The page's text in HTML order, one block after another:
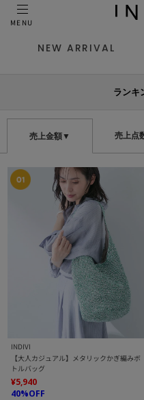
MENU
NEW ARRIVAL
ランキ
売上金額▼ 売上点
INDIVI
【大人カジュアル】メタリックかぎ編みボ
トルバッグ
¥5,940
40%OFF